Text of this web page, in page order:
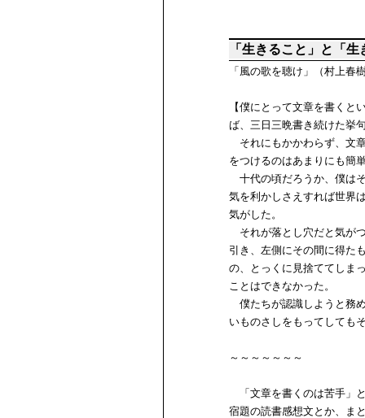
「生きること」と「
「風の歌を聴け」（村上春
【僕にとって文章を書く
ば、三日三晩書き続けた挙
それにもかかわらず、文
をつけるのはあまりにも簡
十代の頃だろうか、僕は
気を利かしさえすれば世界
気がした。
それが落とし穴だと気が
引き、左側にその間に得た
の、とっくに見捨ててしま
ことはできなかった。
僕たちが認識しようと務
いものさしをもってしても
～～～～～～～
「文章を書くのは苦手」
宿題の読書感想文とか、ま